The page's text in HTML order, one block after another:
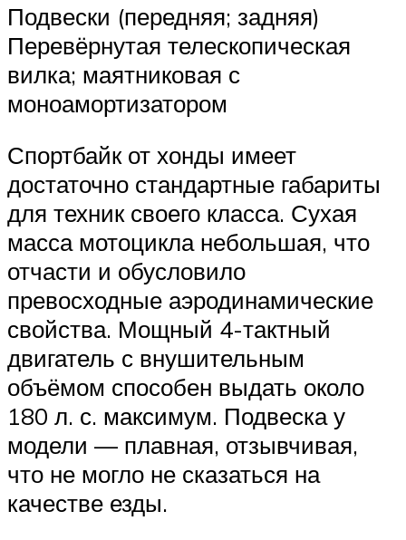
Подвески (передняя; задняя)
Перевёрнутая телескопическая
вилка; маятниковая с
моноамортизатором
Спортбайк от хонды имеет
достаточно стандартные габариты
для техник своего класса. Сухая
масса мотоцикла небольшая, что
отчасти и обусловило
превосходные аэродинамические
свойства. Мощный 4-тактный
двигатель с внушительным
объёмом способен выдать около
180 л. с. максимум. Подвеска у
модели — плавная, отзывчивая,
что не могло не сказаться на
качестве езды.